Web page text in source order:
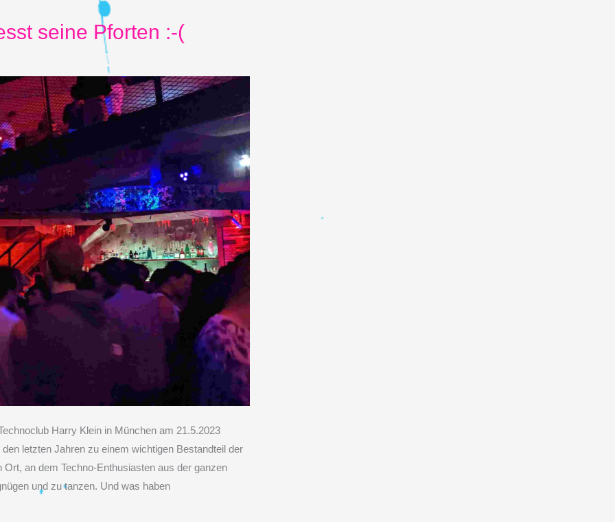
seine Pforten :-(
Harry Klein in München am 21.5.2023
letzten Jahren zu einem wichtigen Bestandteil der
an dem Techno-Enthusiasten aus der ganzen
und zu tanzen. Und was haben